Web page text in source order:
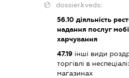
dossier.kveds:
56.10 діяльність
надання послуг
харчування
47.19 інші види
торгівлі в
магазинах